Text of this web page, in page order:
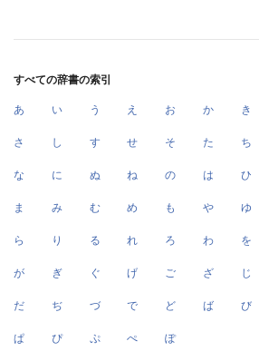
すべての辞書の索引
あ い う え お か き
さ し す せ そ た ち
な に ぬ ね の は ひ
ま み む め も や ゆ
ら り る れ ろ わ を
が ぎ ぐ げ ご ざ じ
だ ぢ づ で ど ば び
ぱ ぴ ぷ ぺ ぽ